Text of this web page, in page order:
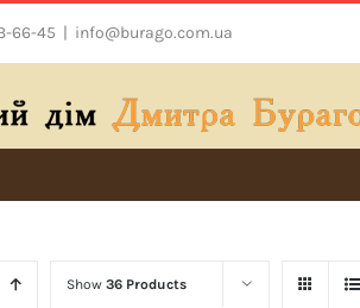
66-45 | info@burago.com.ua
Show 36 Products